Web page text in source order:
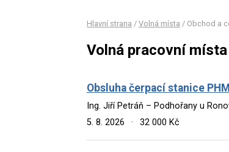
Hlavní strana / Volná místa / Obchod a
Volná pracovní
Obsluha čerpací stanice PHM
Ing. Jiří Petráň – Podhořany u
5. 8. 2026
· 32 000 Kč